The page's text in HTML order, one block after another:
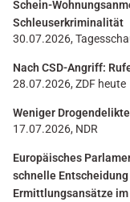
Schein-
Schleuserkriminalität
30.07.2026,
Nach CSD-Angriff:
28.07.2026, ZDF heute
Weniger
17.07.2026, NDR
Europäisches
schnelle
Ermittlungsansätze